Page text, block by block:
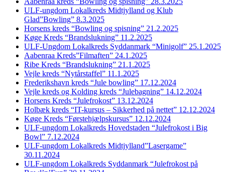
ULF-ungdom Lokalkreds Midtjylland og Klub
Glad”Bowling” 8.3.2025
Horsens kreds “Bowling og spisning” 21.2.2025
Køge Kreds “Brandslukning” 11.2.2025
ULF-Ungdom Lokalkreds Syddanmark “Minigolf” 25.1.2025
Aabenraa Kreds”Filmaften” 24.1.2025
Ribe Kreds “Brandslukning” 21.1.2025
Vejle kreds “Nytårstaffel” 11.1.2025
Frederikshavn kreds “Jule bowling” 17.12.2024
Vejle kreds og Kolding kreds “Julebagning” 14.12.2024
Horsens Kreds “Julefrokost” 13.12.2024
Holbæk kreds “IT-kursus – Sikkerhed på nettet” 12.12.2024
Køge Kreds “Førstehjælpskursus” 12.12.2024
ULF-ungdom Lokalkreds Hovedstaden “Julefrokost i Big
Bowl” 7.12.2024
ULF-ungdom Lokalkreds Midtjylland”Lasergame”
30.11.2024
ULF-ungdom Lokalkreds Syddanmark “Julefrokost på